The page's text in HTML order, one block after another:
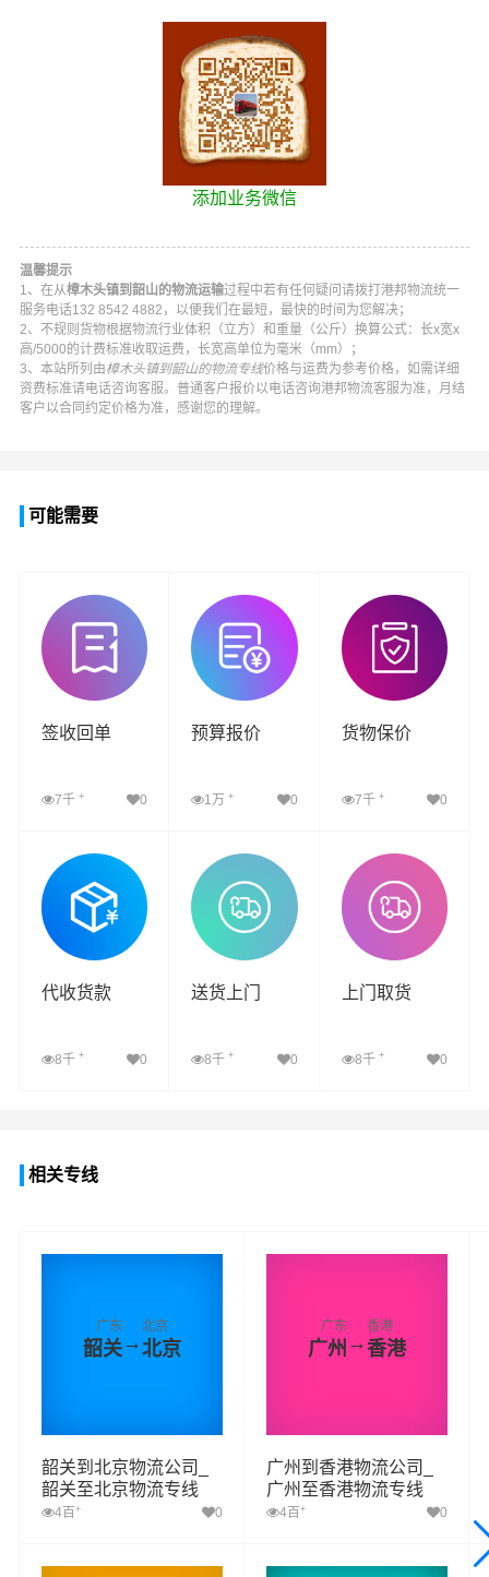
添加业务微信
温馨提示
1、在从樟木头镇到韶山的物流运输过程中若有任何疑问请拨打 港邦物流统一
服务电话132 8542 4882 ，以便我们在最短，最快的时间为您解决；
2、不规则货物根据物流行业体积（立方）和重量（公斤）换算公式：长x宽x
高/5000的计费标准收取运费，长宽高单位为毫米（mm）；
3、本站所列由樟木头镇到韶山的物流专线价格与运费为参考价格，如需详细
资费标准请电话咨询客服。普通客户报价以电话咨询港邦物流客服为准，月结
客户以合同约定价格为准，感谢您的理解。
可能需要
签收回单
7千 + 0
查看详细
预算报价
1万+ 0
查看详细
货物保价
7千 + 0
查看详细
代收货款
8千 + 0
送货上门
8千+ 0
上门取货
8千 + 0
相关专线
广东
韶关→
北京
北京
韶关到北京物流公司_
韶关至北京物流专线
4百 + 0
广东
广州 →
香港
香港
广州到香港物流公司_
广州至香港物流专线
4百 + 0